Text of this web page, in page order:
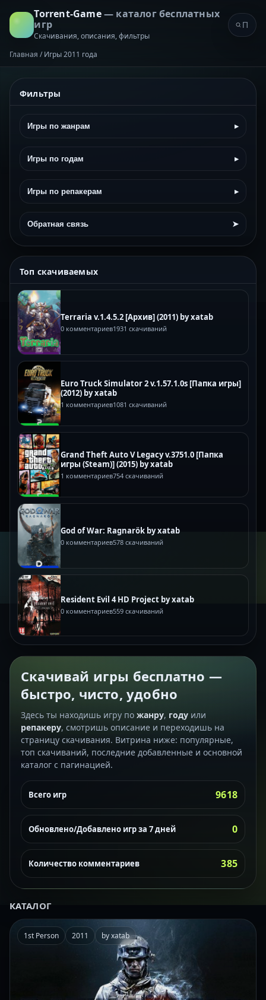
Torrent-Game— каталог бесплатных
игр
Скачивания, описания, фильтры
Главная / Игры 2011 года
Фильтры
Игры по жанрам ▸
Игры по годам ▸
Игры по репакерам ▸
Обратная связь ➤
Топ скачиваемых
Terraria v.1.4.5.2 [Архив] (2011) by xatab
0 комментариев1931 скачиваний
Euro Truck Simulator 2 v.1.57.1.0s [Папка игры]
(2012) by xatab
1 комментариев1081 скачиваний
Grand Theft Auto V Legacy v.3751.0 [Папка
игры (Steam)] (2015) by xatab
1 комментариев754 скачиваний
God of War: Ragnarök by xatab
0 комментариев578 скачиваний
Resident Evil 4 HD Project by xatab
0 комментариев559 скачиваний
Скачивай игры бесплатно —
быстро, чисто, удобно
Здесь ты находишь игру по жанру, году или
репакеру, смотришь описание и переходишь на
страницу скачивания. Витрина ниже: популярные,
топ скачиваний, последние добавленные и основной
каталог с пагинацией.
Всего игр 9618
Обновлено/Добавлено игр за 7 дней 0
Количество комментариев 385
КАТАЛОГ
1st Person 2011 by xatab